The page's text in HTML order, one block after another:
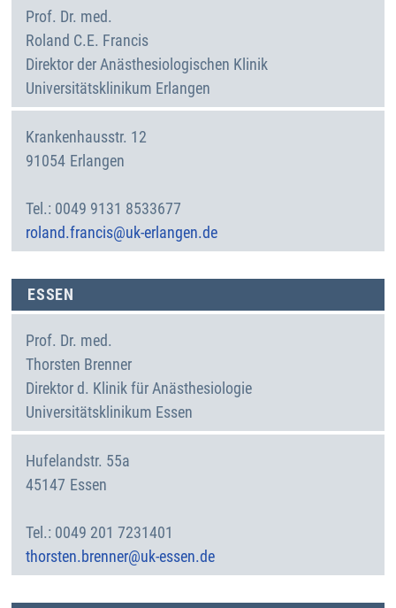
Prof. Dr. med.
Roland C.E. Francis
Direktor der Anästhesiologischen Klinik
Universitätsklinikum Erlangen
Krankenhausstr. 12
91054 Erlangen
0049 9131 8533677
roland.francis@uk-erlangen.de
ESSEN
Prof. Dr. med.
Thorsten Brenner
Direktor d. Klinik für Anästhesiologie
Universitätsklinikum Essen
Hufelandstr. 55a
45147 Essen
0049 201 7231401
thorsten.brenner@uk-essen.de